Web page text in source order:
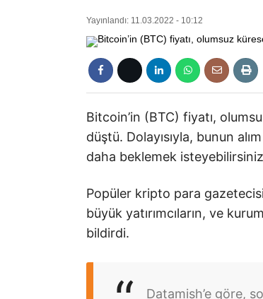
Yayınlandı: 11.03.2022 - 10:12
Bitcoin’in (BTC) fiyatı,
düştü. Dolayısıyla, bunun
daha beklemek
Popüler kripto para
büyük yatırımcıların, ve
bildirdi.
Datamish’e göre,